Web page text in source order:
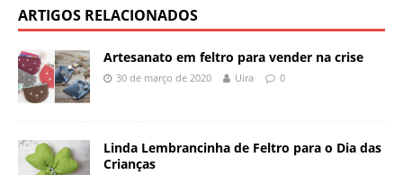
ARTIGOS RELACIONADOS
Artesanato em feltro para vender na crise
30 de março de 2020 Uira 0
Linda Lembrancinha de Feltro para o Dia das
Crianças